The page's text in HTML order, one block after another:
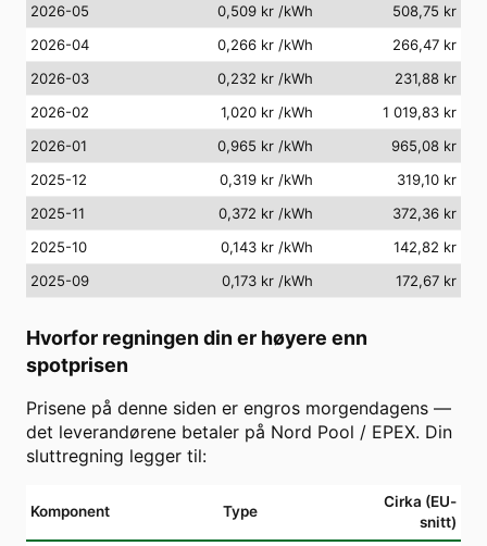
2026-05
0,509 kr /kWh
508,75 kr
2026-04
0,266 kr /kWh
266,47 kr
2026-03
0,232 kr /kWh
231,88 kr
2026-02
1,020 kr /kWh
1 019,83 kr
2026-01
0,965 kr /kWh
965,08 kr
2025-12
0,319 kr /kWh
319,10 kr
2025-11
0,372 kr /kWh
372,36 kr
2025-10
0,143 kr /kWh
142,82 kr
2025-09
0,173 kr /kWh 172,67 kr
Hvorfor regningen din er høyere enn
spotprisen
Prisene på denne siden er engros morgendagens —
det leverandørene betaler på Nord Pool / EPEX. Din
sluttregning legger til:
Komponent Type
Cirka (EU-
snitt)